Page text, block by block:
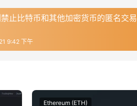
止比特币和其他加密货币的匿名交易
9:42 下午
Ethereum (ETH)